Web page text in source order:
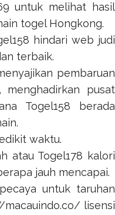
untuk melihat hasil
togel Hongkong.
hindari web judi
terbaik.
pembaruan
menghadirkan pusat
Togel158 berada
waktu.
atau Togel178 kalori
jauh mencapai.
untuk taruhan
macauindo.co/ lisensi